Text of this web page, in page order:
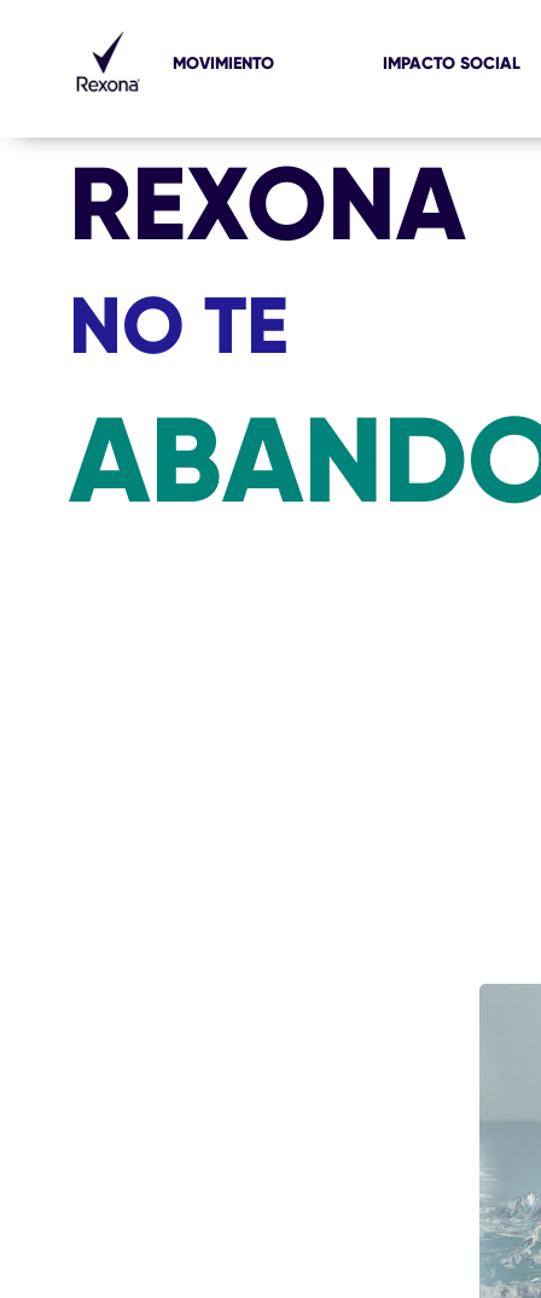
MOVIMIENTO IMPACTO SOCIAL
REXONA
NO TE